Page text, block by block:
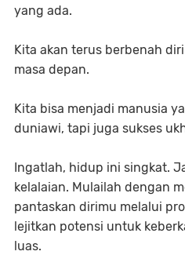
yang ada.
Kita akan terus berbenah
masa depan.
Kita bisa menjadi manusia
duniawi, tapi juga sukses
Ingatlah, hidup ini singkat.
kelalaian. Mulailah dengan
pantaskan dirimu melalui
lejitkan potensi untuk
luas.